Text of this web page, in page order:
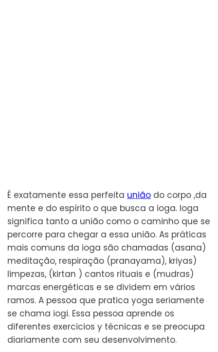
É exatamente essa perfeita união do corpo ,da
mente e do espírito o que busca a ioga. Ioga
significa tanto a união como o caminho que se
percorre para chegar a essa união. As práticas
mais comuns da ioga são chamadas (asana)
meditação, respiração (pranayama), kriyas)
limpezas, (kirtan ) cantos rituais e (mudras)
marcas energéticas e se dividem em vários
ramos. A pessoa que pratica yoga seriamente
se chama iogi. Essa pessoa aprende os
diferentes exercicios y técnicas e se preocupa
diariamente com seu desenvolvimento.